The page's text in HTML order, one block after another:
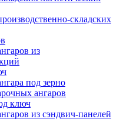
складских
из
под зерно
ангаров
ключ
из сэндвич-панелей